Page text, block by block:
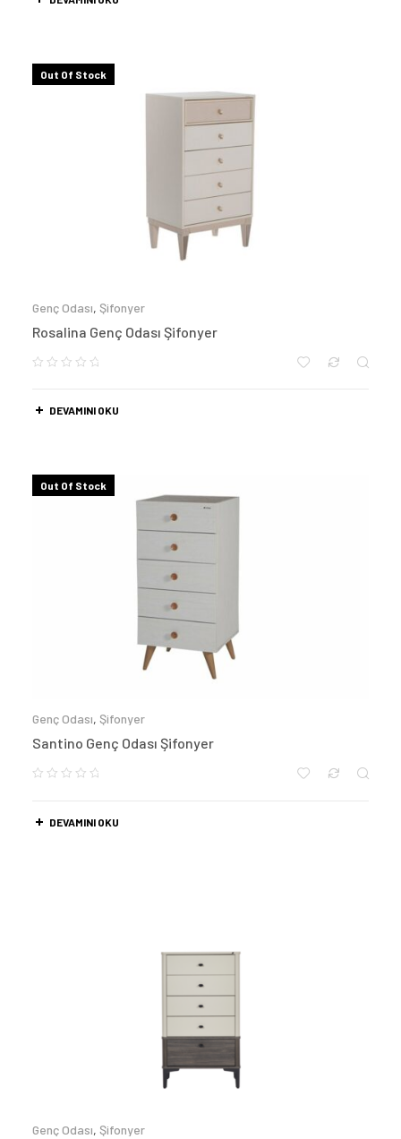
Out Of Stock
Genç Odası, Şifonyer
Rosalina Genç Odası Şifonyer
DEVAMINI OKU
Out Of Stock
Genç Odası, Şifonyer
Santino Genç Odası Şifonyer
DEVAMINI OKU
Genç Odası, Şifonyer